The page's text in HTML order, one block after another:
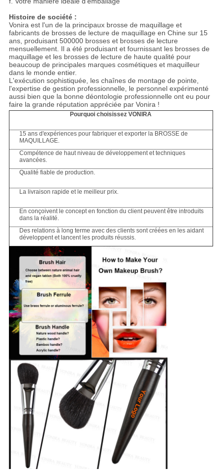
Histoire de société :
Vonira est l'un de la principaux brosse de maquillage et
fabricants de brosses de lecture de maquillage en Chine sur 15
ans, produisant 500000 brosses et brosses de lecture
mensuellement. Il a été produisant et fournissant les brosses de
maquillage et les brosses de lecture de haute qualité pour
beaucoup de principales marques cosmétiques et maquilleur
dans le monde entier.
L'exécution sophistiquée, les chaînes de montage de pointe,
l'expertise de gestion professionnelle, le personnel expérimenté
aussi bien que la bonne déontologie professionnelle ont eu pour
faire la grande réputation appréciée par Vonira !
Pourquoi choisissez VONIRA
15 ans d'expériences pour fabriquer et exporter la BROSSE de
MAQUILLAGE.
Compétence de haut niveau de développement et techniques
avancées.
Qualité fiable de production.
La livraison rapide et le meilleur prix.
En conçoivent le concept en fonction du client peuvent être introduits
dans la réalité.
Des relations à long terme avec des clients sont créées en les aidant
développent et lancent les produits réussis.